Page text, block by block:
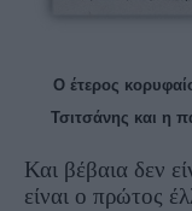
Ο έτερος
Τσιτσάνης και η
Και βέβαια δεν
είναι ο πρώτος